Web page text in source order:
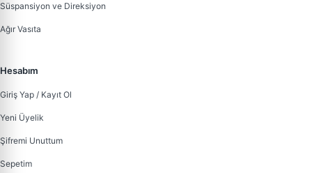
Süspansiyon ve Direksiyon
Ağır Vasıta
Hesabım
Giriş Yap / Kayıt Ol
Yeni Üyelik
Şifremi Unuttum
Sepetim